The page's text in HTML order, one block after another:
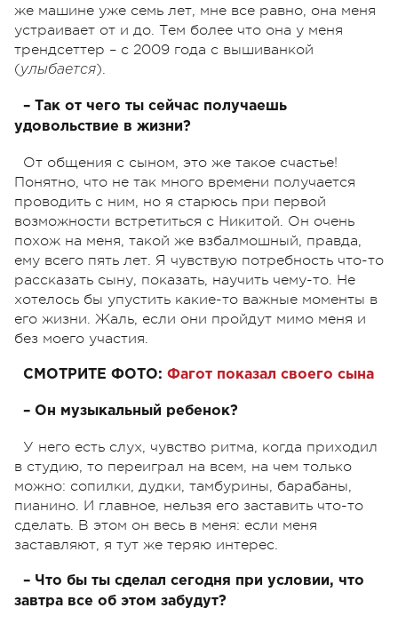
же машине уже семь лет, мне все равно, она меня
устраивает от и до. Тем более что она у меня
трендсеттер – с 2009 года с вышиванкой
(улыбается).
– Так от чего ты сейчас получаешь
удовольствие в жизни?
От общения с сыном, это же такое счастье!
Понятно, что не так много времени получается
проводить с ним, но я старюсь при первой
возможности встретиться с Никитой. Он очень
похож на меня, такой же взбалмошный, правда,
ему всего пять лет. Я чувствую потребность что-то
рассказать сыну, показать, научить чему-то. Не
хотелось бы упустить какие-то важные моменты в
его жизни. Жаль, если они пройдут мимо меня и
без моего участия.
СМОТРИТЕ ФОТО: Фагот показал своего сына
– Он музыкальный ребенок?
У него есть слух, чувство ритма, когда приходил
в студию, то переиграл на всем, на чем только
можно: сопилки, дудки, тамбурины, барабаны,
пианино. И главное, нельзя его заставить что-то
сделать. В этом он весь в меня: если меня
заставляют, я тут же теряю интерес.
– Что бы ты сделал сегодня при условии, что
завтра все об этом забудут?